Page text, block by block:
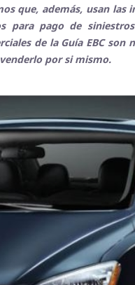
que, además, usan las
para pago de
de la Guía EBC son
por si mismo.